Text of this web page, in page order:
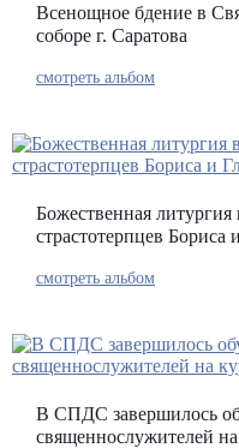
Всенощное бдение в
соборе г. Саратова
смотреть альбом
Божественная
страстотерпцев Бориса
смотреть альбом
В СПДС завершилось
священнослужителей